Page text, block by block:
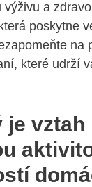
výživu a
poskytne
na
které udrží
je vztah